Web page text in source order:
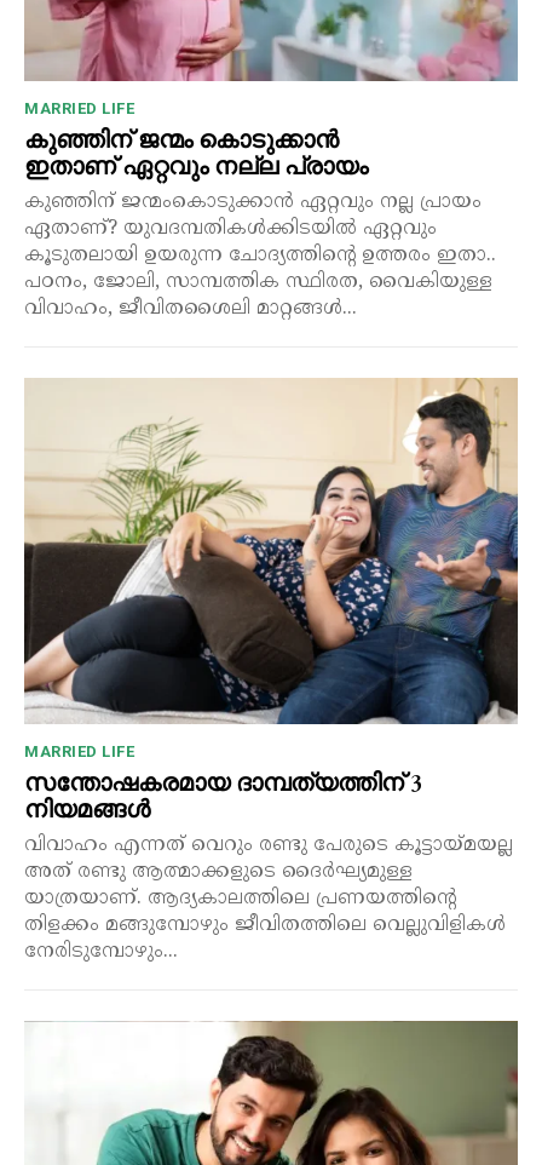
MARRIED LIFE
കുഞ്ഞിന് ജന്മം കൊടുക്കാൻ
ഇതാണ് ഏറ്റവും നല്ല പ്രായം
കുഞ്ഞിന് ജന്മംകൊടുക്കാൻ ഏറ്റവും നല്ല പ്രായം
ഏതാണ്? യുവദമ്പതികൾക്കിടയിൽ ഏറ്റവും
കൂടുതലായി ഉയരുന്ന ചോദ്യത്തിന്റെ ഉത്തരം ഇതാ..
പഠനം, ജോലി, സാമ്പത്തിക സ്ഥിരത, വൈകിയുള്ള
വിവാഹം, ജീവിതശൈലി മാറ്റങ്ങൾ...
MARRIED LIFE
സന്തോഷകരമായ ദാമ്പത്യത്തിന് 3
നിയമങ്ങൾ
വിവാഹം എന്നത് വെറും രണ്ടു പേരുടെ കൂട്ടായ്മയല്ല
അത് രണ്ടു ആത്മാക്കളുടെ ദൈർഘ്യമുള്ള
യാത്രയാണ്. ആദ്യകാലത്തിലെ പ്രണയത്തിന്റെ
തിളക്കം മങ്ങുമ്പോഴും ജീവിതത്തിലെ വെല്ലുവിളികൾ
നേരിടുമ്പോഴും...